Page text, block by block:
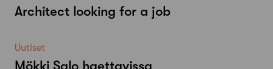
Architect looking for a job
Uutiset
Mökki Salo haettavissa